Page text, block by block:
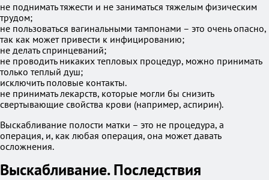
не поднимать тяжести и не заниматься тяжелым физическим
трудом;
не пользоваться вагинальными тампонами – это очень опасно,
так как может привести к инфицированию;
не делать спринцеваний;
не проводить никаких тепловых процедур, можно принимать
только теплый душ;
исключить половые контакты.
не принимать лекарств, которые могли бы снизить
свертывающие свойства крови (например, аспирин).
Выскабливание полости матки – это не процедура, а
операция, и, как любая операция, она может давать
осложнения.
Выскабливание. Последствия